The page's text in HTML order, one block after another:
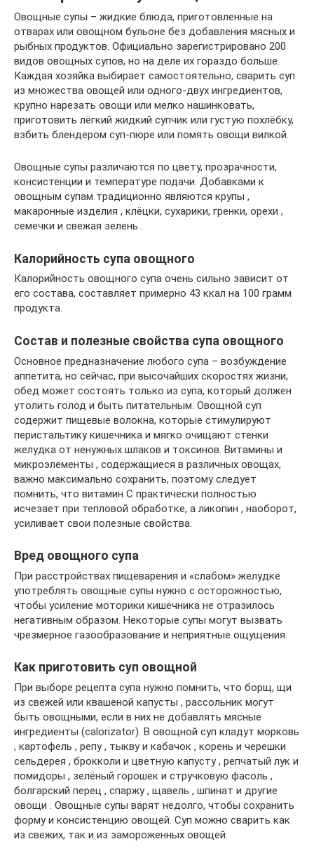
Овощные супы – жидкие блюда, приготовленные на
отварах или овощном бульоне без добавления мясных и
рыбных продуктов. Официально зарегистрировано 200
видов овощных супов, но на деле их гораздо больше.
Каждая хозяйка выбирает самостоятельно, сварить суп
из множества овощей или одного-двух ингредиентов,
крупно нарезать овощи или мелко нашинковать,
приготовить лёгкий жидкий супчик или густую похлёбку,
взбить блендером суп-пюре или помять овощи вилкой.
Овощные супы различаются по цвету, прозрачности,
консистенции и температуре подачи. Добавками к
овощным супам традиционно являются крупы ,
макаронные изделия , клёцки, сухарики, гренки, орехи ,
семечки и свежая зелень .
Калорийность супа овощного
Калорийность овощного супа очень сильно зависит от
его состава, составляет примерно 43 ккал на 100 грамм
продукта.
Состав и полезные свойства супа овощного
Основное предназначение любого супа – возбуждение
аппетита, но сейчас, при высочайших скоростях жизни,
обед может состоять только из супа, который должен
утолить голод и быть питательным. Овощной суп
содержит пищевые волокна, которые стимулируют
перистальтику кишечника и мягко очищают стенки
желудка от ненужных шлаков и токсинов. Витамины и
микроэлементы , содержащиеся в различных овощах,
важно максимально сохранить, поэтому следует
помнить, что витамин С практически полностью
исчезает при тепловой обработке, а ликопин , наоборот,
усиливает свои полезные свойства.
Вред овощного супа
При расстройствах пищеварения и «слабом» желудке
употреблять овощные супы нужно с осторожностью,
чтобы усиление моторики кишечника не отразилось
негативным образом. Некоторые супы могут вызвать
чрезмерное газообразование и неприятные ощущения.
Как приготовить суп овощной
При выборе рецепта супа нужно помнить, что борщ, щи
из свежей или квашеной капусты , рассольник могут
быть овощными, если в них не добавлять мясные
ингредиенты (calorizator). В овощной суп кладут морковь
, картофель , репу , тыкву и кабачок , корень и черешки
сельдерея , брокколи и цветную капусту , репчатый лук и
помидоры , зелёный горошек и стручковую фасоль ,
болгарский перец , спаржу , щавель , шпинат и другие
овощи . Овощные супы варят недолго, чтобы сохранить
форму и консистенцию овощей. Суп можно сварить как
из свежих, так и из замороженных овощей.